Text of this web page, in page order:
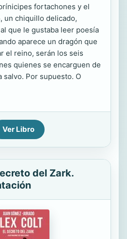
fortachones y el
un chiquillo delicado,
que le gustaba leer poesía
aparece un dragón que
el reino, serán los seis
quienes se encarguen de
salvo. Por supuesto. O
Ver Libro
del Zark.